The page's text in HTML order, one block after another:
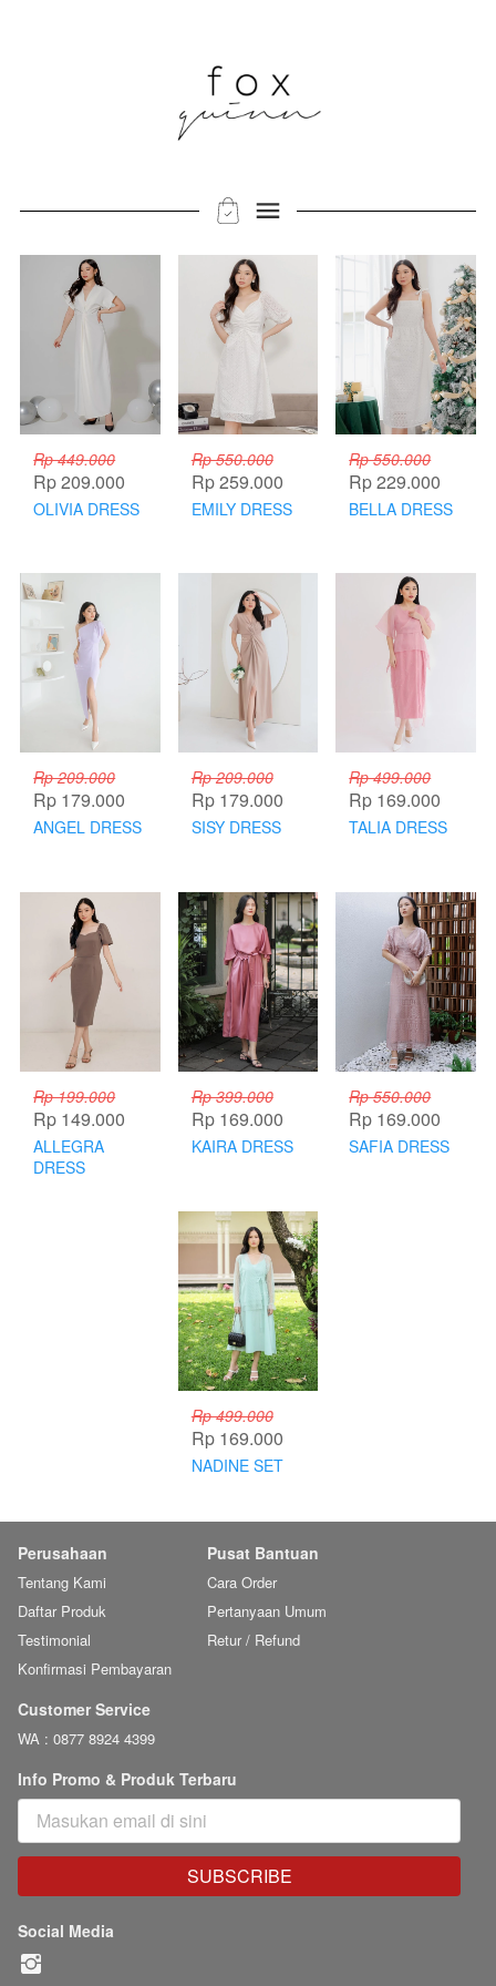
Rp 449.000
Rp 209.000
OLIVIA DRESS
Rp 550.000
Rp 259.000
EMILY DRESS
Rp 550.000
Rp 229.000
BELLA DRESS
Rp 209.000
Rp 179.000
ANGEL DRESS
Rp 209.000
Rp 179.000
SISY DRESS
Rp 499.000
Rp 169.000
TALIA DRESS
Rp 199.000
Rp 149.000
ALLEGRA
DRESS
Rp 399.000
Rp 169.000
KAIRA DRESS
Rp 550.000
Rp 169.000
SAFIA DRESS
Rp 499.000
Rp 169.000
NADINE SET
Perusahaan
Tentang Kami
Daftar Produk
Testimonial
Konfirmasi Pembayaran
Pusat Bantuan
Cara Order
Pertanyaan Umum
Retur / Refund
Customer Service
WA : 0877 8924 4399
Info Promo & Produk Terbaru
`
SUBSCRIBE
Social Media